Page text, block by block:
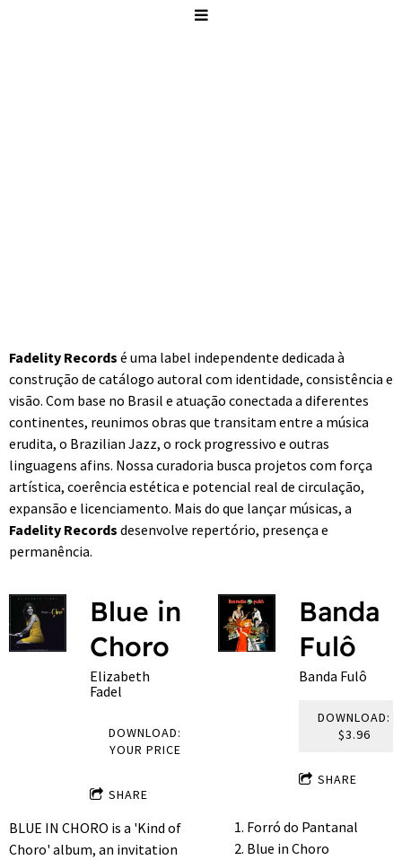
Fadelity Records é uma label independente dedicada à
construção de catálogo autoral com identidade, consistência e
visão. Com base no Brasil e atuação conectada a diferentes
continentes, reunimos obras que transitam entre a música
erudita, o Brazilian Jazz, o rock progressivo e outras
linguagens afins. Nossa curadoria busca projetos com força
artística, coerência estética e potencial real de circulação,
expansão e licenciamento. Mais do que lançar músicas, a
Fadelity Records desenvolve repertório, presença e
permanência.
Blue in
Choro
Elizabeth
Fadel
DOWNLOAD:
YOUR PRICE
SHARE
BLUE IN CHORO is a 'Kind of
Choro' album, an invitation
Banda
Fulô
Banda Fulô
DOWNLOAD:
$3.96
SHARE
Forró do Pantanal
Blue in Choro